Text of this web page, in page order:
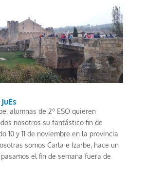
alumnas de 2º ESO quieren
nosotros su fantástico fin de
10 y 11 de noviembre en la provincia
somos Carla e Izarbe, hace un
el fin de semana fuera de